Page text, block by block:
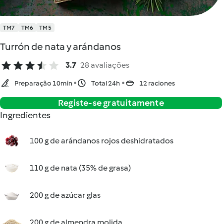
TM7 TM6 TM5
Turrón de nata y arándanos
3.7 28 avaliações
Preparação 10min Total 24h 12 raciones
Registe-se gratuitamente
Ingredientes
100 g de arándanos rojos deshidratados
110 g de nata (35% de grasa)
200 g de azúcar glas